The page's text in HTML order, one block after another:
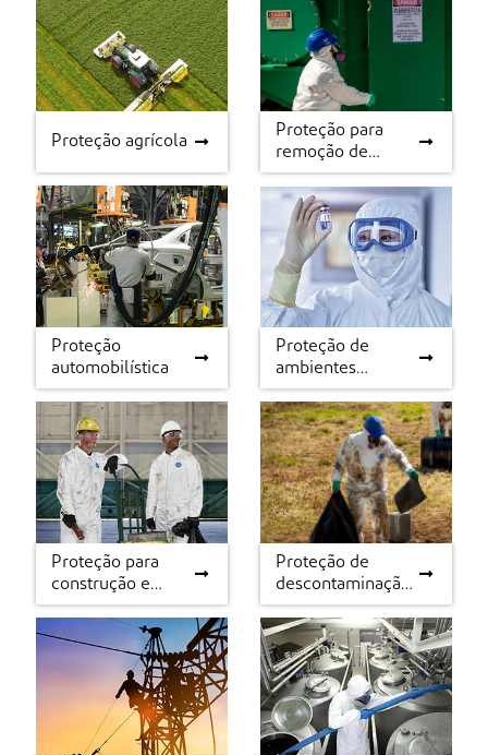
Proteção agrícola
Proteção agrícola
Proteção para
remoção de amianto
Proteção para
remoção de
amianto
Proteção
automobilística
Proteção
automobilística
Proteção de
ambientes
controlados e salas
limpas
Proteção de
ambientes
controlados e
salas limpas
Proteção para
construção e
manutenção
Proteção para
construção e
manutenção
Proteção de
descontaminação e
tratamento
Proteção de
descontaminação
e tratamento